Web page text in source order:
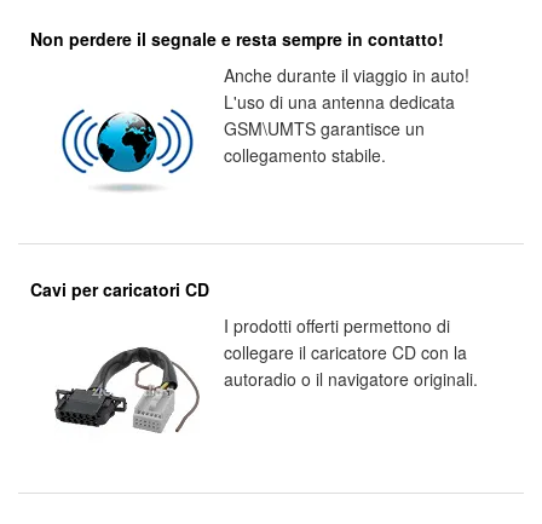
Non perdere il segnale e resta sempre in contatto!
Anche durante il viaggio in auto!
L'uso di una antenna dedicata
GSM\UMTS garantisce un
collegamento stabile.
Cavi per caricatori CD
I prodotti offerti permettono di
collegare il caricatore CD con la
autoradio o il navigatore originali.